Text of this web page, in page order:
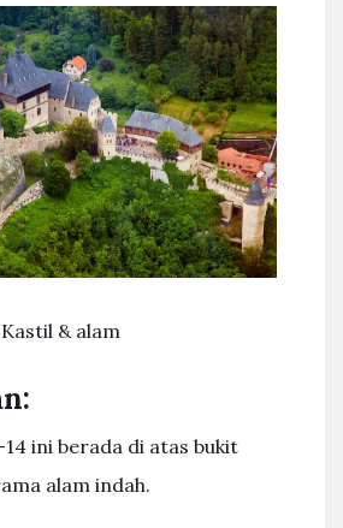
Kastil & alam
ini berada di atas bukit
alam indah.